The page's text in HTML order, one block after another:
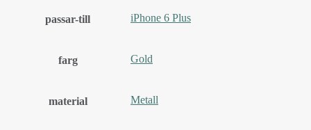
passar-till iPhone 6 Plus
farg Gold
material Metall